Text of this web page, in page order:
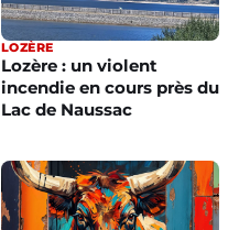
LOZÈRE
Lozère : un violent
incendie en cours près du
Lac de Naussac